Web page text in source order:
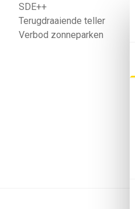
SDE++
Terugdraaiende teller
Verbod zonneparken